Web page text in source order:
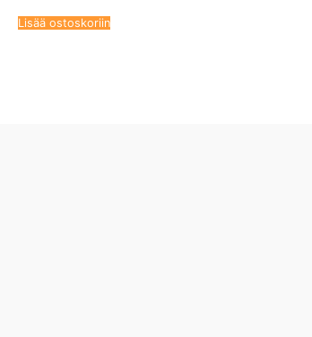
Lisää ostoskoriin